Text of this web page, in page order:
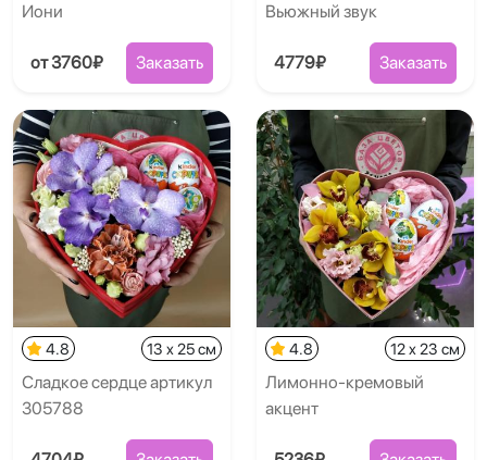
Иони
от 3760₽ Заказать
Вьюжный звук
4779₽ Заказать
4.8 13 x 25 см
Сладкое сердце артикул
305788
4.8 12 x 23 см
Лимонно-кремовый
акцент